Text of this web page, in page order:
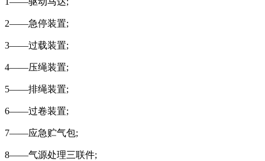
2——急停装置;
3——过载装置;
4——压绳装置;
5——排绳装置;
6——过卷装置;
7——应急贮气包;
8——气源处理三联件;